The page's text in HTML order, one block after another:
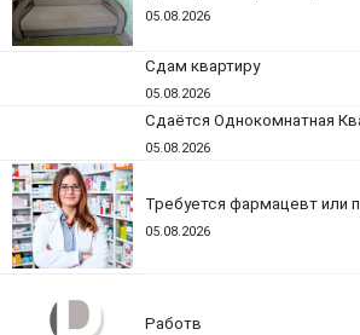
05.08.2026
Сдам квартиру
05.08.2026
Сдаётся Однокомнатная
05.08.2026
Требуется фармацевт или
05.08.2026
Работв